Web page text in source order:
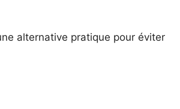
alternative pratique pour éviter